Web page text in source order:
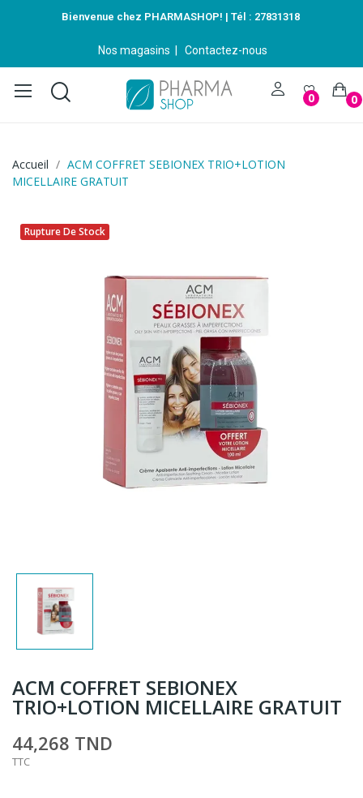
Bienvenue chez PHARMASHOP! | Tél : 27831318
Nos magasins Contactez-nous
0 0
Accueil
ACM COFFRET SEBIONEX TRIO+LOTION
MICELLAIRE GRATUIT
Rupture De Stock
ACM COFFRET SEBIONEX
TRIO+LOTION MICELLAIRE GRATUIT
44,268 TND
TTC